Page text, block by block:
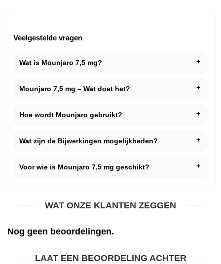
Veelgestelde vragen
Wat is Mounjaro 7,5 mg?
Mounjaro 7,5 mg – Wat doet het?
Hoe wordt Mounjaro gebruikt?
Wat zijn de Bijwerkingen mogelijkheden?
Voor wie is Mounjaro 7,5 mg geschikt?
WAT ONZE KLANTEN ZEGGEN
Nog geen beoordelingen.
LAAT EEN BEOORDELING ACHTER